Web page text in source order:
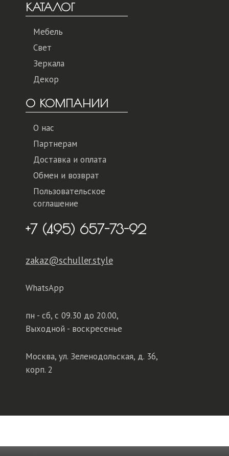
КАТАЛОГ
Мебель
Свет
Зеркала
Декор
О КОМПАНИИ
О нас
Партнерам
Доставка и оплата
Обмен и возврат
Пользовательское
соглашение
+7 (495) 657-73-92
zakaz@schuller.style
WhatsApp
пн - сб, с 09.30 до 20.00,
Выходной - воскресенье
Москва, ул. Зеленодольская, д. 36,
корп. 2